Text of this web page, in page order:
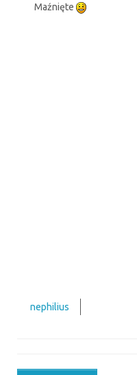
Maźnięte
nephilius